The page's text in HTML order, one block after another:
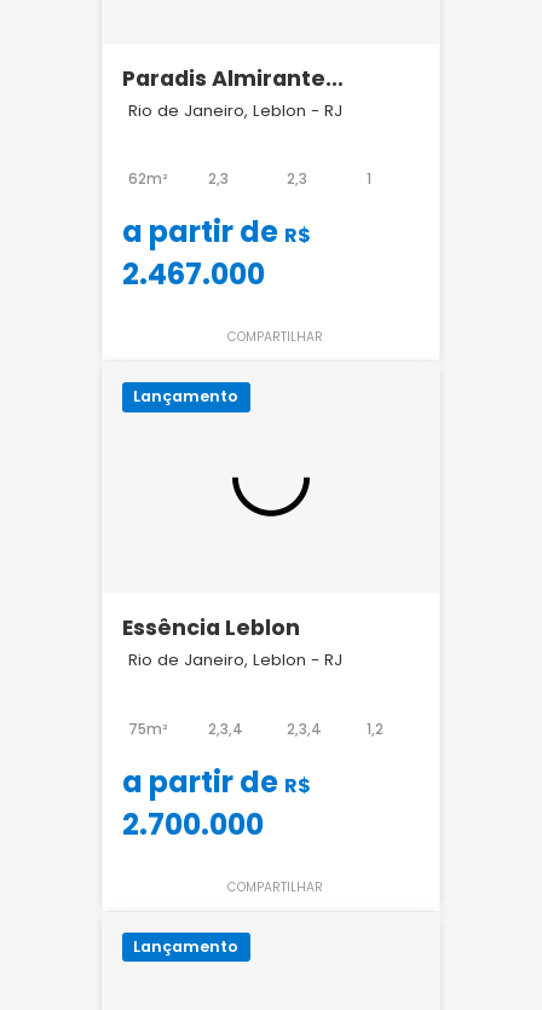
Paradis Almirante
Guilhem Leblon
Rio de Janeiro, Leblon - RJ
62m² 2,3 2,3 1
a partir de R$
2.467.000
COMPARTILHAR
Lançamento
Essência Leblon
Rio de Janeiro, Leblon - RJ
75m² 2,3,4 2,3,4 1,2
a partir de R$
2.700.000
COMPARTILHAR
Lançamento